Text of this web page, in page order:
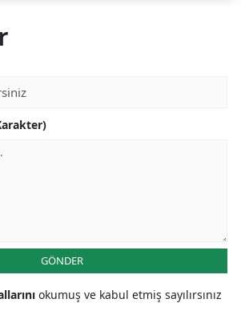
GÖNDER
okumuş ve kabul etmiş sayılırsınız